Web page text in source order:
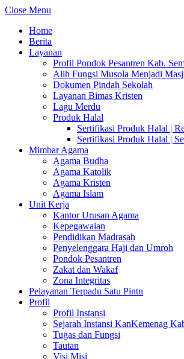
Close Menu
Home
Berita
Layanan
Profil Pondok Pesantren Kab.
Alih Fungsi Musola Menjadi
Dokumen Pindah Sekolah
Layanan Bimas Kristen
Lagu Merdu
Produk Halal
Sertifikasi Produk Halal |
Sertifikasi Produk Halal |
Mimbar Agama
Agama Budha
Agama Katolik
Agama Kristen
Agama Islam
Unit Kerja
Kantor Urusan Agama
Kepegawaian
Pendidikan Madrasah
Penyelenggara Haji dan Umroh
Pondok Pesantren
Zakat dan Wakaf
Zona Integritas
Pelayanan Terpadu Satu Pintu
Profil
Profil Instansi
Sejarah Instansi KanKemenag
Tugas dan Fungsi
Tautan
Visi Misi